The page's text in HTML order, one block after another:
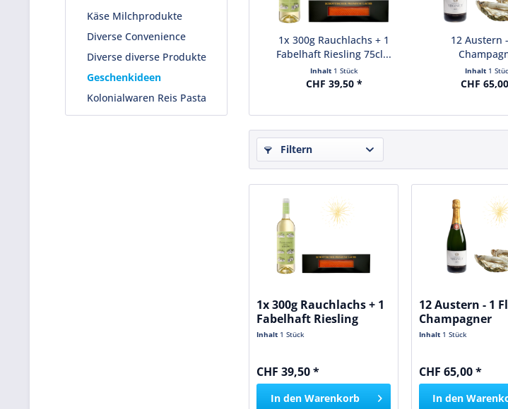
Käse Milchprodukte
Diverse Convenience
Diverse diverse Produkte
Geschenkideen
Kolonialwaren Reis Pasta
1x 300g Rauchlachs + 1
Fabelhaft Riesling 75cl...
Inhalt 1 Stück
CHF 39,50 *
12 Austern
Inhalt 1
CHF
Filtern
1x 300g Rauchlachs + 1
Fabelhaft Riesling
75cl...
Inhalt 1 Stück
CHF 39,50 *
In den Warenkorb
12 Austern - 1 Fl
Champagner
Inhalt 1 Stück
CHF 65,00 *
In den